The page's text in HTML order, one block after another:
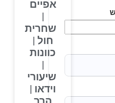
אפיים
שחרית
חול |
כוונות
שיעורי
וידאו |